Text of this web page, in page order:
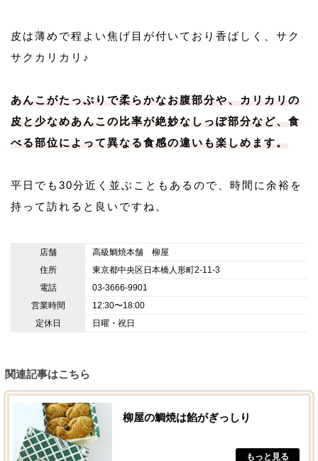
皮は薄めで程よい焦げ目が付いており香ばしく、サク
サクカリカリ♪
あんこがたっぷりで柔らかなお腹部分や、カリカリの
皮と少なめあんこの比率が絶妙なしっぽ部分など、食
べる部位によって異なる食感の違いも楽しめます。
平日でも30分近く並ぶこともあるので、時間に余裕を
持って訪れると良いですね。
店舗
高級鯛焼本舗 柳屋
住所
東京都中央区日本橋人形町2-11-3
電話
03-3666-9901
営業時間
12:30〜18:00
定休日
日曜・祝日
関連記事はこちら
柳屋の鯛焼は餡がぎっしり